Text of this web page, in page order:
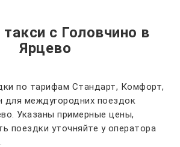
с Головчино в
Ярцево
по тарифам Стандарт, Комфорт,
для междугородних поездок
Указаны примерные цены,
поездки уточняйте у оператора